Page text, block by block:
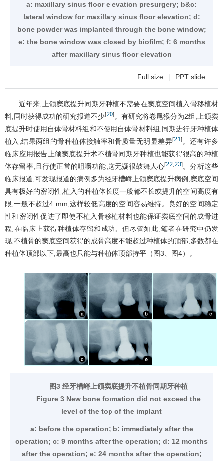
a: maxillary sinus floor elevation presurgery; b&c:
lateral window for maxillary sinus floor elevation; d:
bone powder was implanted through the bone window;
e: the bone window was closed by biofilm; f: 6 months
after maxillary sinus floor elevation
Full size | PPT slide
近年来,上颌窦底提升同期牙种植不需要在窦底空间植入骨移植材
料,同时获得成功的研究报道不少[20]。有研究将卷尾猴分为2组,上颌窦
底提升时使用自体骨材料组和不使用自体骨材料组,同期进行牙种植体
植入,结果两组的骨种植体接触率和骨质量无明显差异[21]。还有许多
临床应用报告上颌窦底提升术不植骨同期牙种植也能获得很高的种植
体存留率,且行使正常的咀嚼功能,这无疑很鼓舞人心[22 23]。分析这些
临床报道,可发现报道的病例多为经牙槽嵴上颌窦底提升病例,窦底空间
具有极好的密闭性,植入的种植体长度一般都不长或提升的空间高度有
限,一般不超过4 mm,这样较低高度的空间容易维持。良好的空间稳定
性和密闭性促进了即使不植入骨移植材料也能保证窦底空间的成骨进
程,在临床上获得种植体存留和成功。但尽管如此,笔者在研究中仍发
现,不植骨的窦底空间获得的成骨高度不能超过种植体的顶部,多数都在
种植体顶部以下,最高也只能与种植体顶部持平（ 图3 图4）。
图3 经牙槽嵴上颌窦底提升不植骨同期牙种植
Figure 3 New bone formation did not exceed the
level of the top of the implant
a: before the operation; b: immediately after the
operation; c: 9 months after the operation; d: 12 months
after the operation; e: 24 months after the operation;